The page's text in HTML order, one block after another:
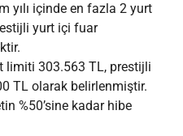
yılı içinde en fazla 2 yurt
yurt içi fuar
limiti 303.563 TL, prestijli
TL olarak belirlenmiştir.
%50’sine kadar hibe